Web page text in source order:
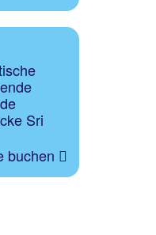
Sri
buchen